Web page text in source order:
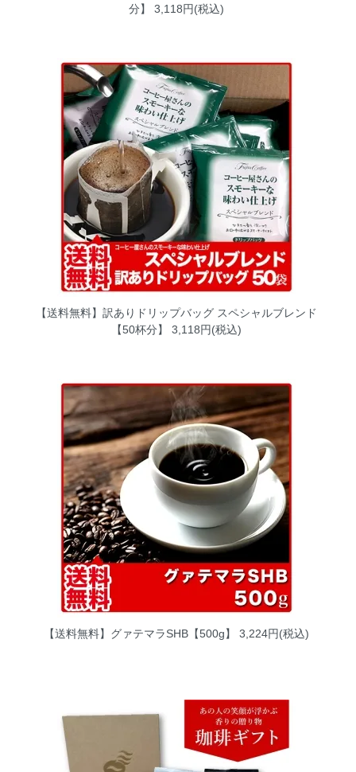
分】
3,118円(税込)
【送料無料】訳ありドリップバッグ スペシャルブレンド
【50杯分】
3,118円(税込)
【送料無料】グァテマラSHB【500g】 3,224円(税込)